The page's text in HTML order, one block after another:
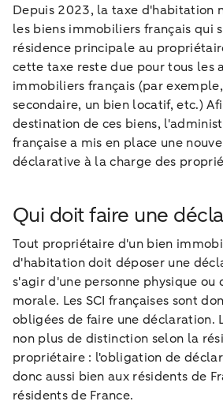
Depuis 2023, la taxe d'habitation
les biens immobiliers français qui
résidence principale au
cette taxe reste due pour tous les
immobiliers français (par
secondaire, un bien locatif, etc.)
destination de ces biens,
française a mis en place une
déclarative à la charge des
Qui doit faire une
Tout propriétaire d'un bien
d'habitation doit déposer une
s'agir d'une personne physique ou
morale. Les SCI françaises sont
obligées de faire une déclaration.
non plus de distinction selon la
propriétaire : l'obligation de
donc aussi bien aux résidents de
résidents de France.